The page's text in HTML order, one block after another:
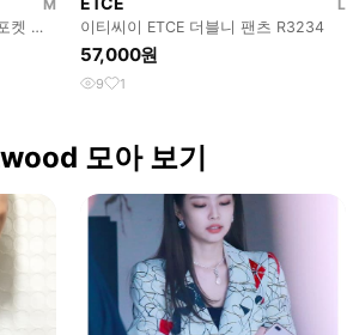
M
켓 카
L
이티씨이 ETCE 더블니 팬츠 R3234
57,000원
9 1
모아 보기